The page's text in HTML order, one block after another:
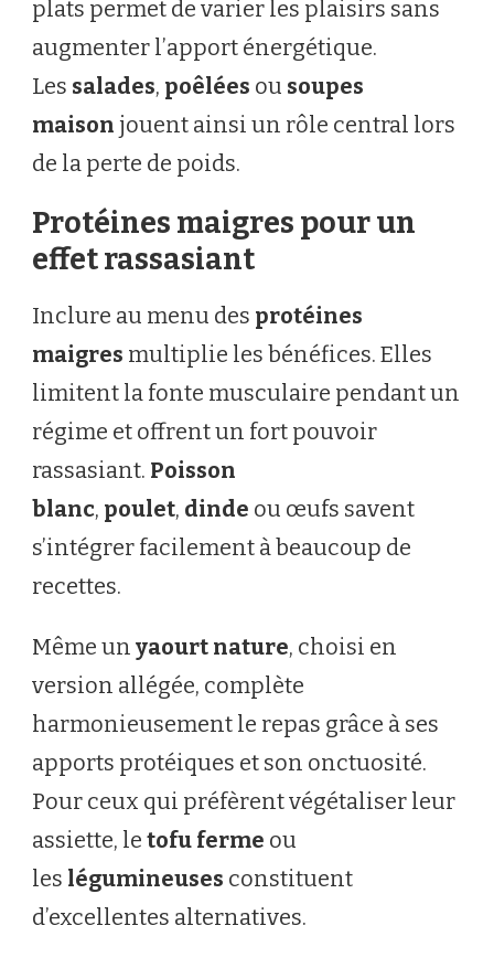
plats permet de varier les plaisirs sans
augmenter l’apport énergétique.
Les salades, poêlées ou soupes
maison jouent ainsi un rôle central lors
de la perte de poids.
Protéines maigres pour un
effet rassasiant
Inclure au menu des protéines
maigres multiplie les bénéfices. Elles
limitent la fonte musculaire pendant un
régime et offrent un fort pouvoir
rassasiant. Poisson
blanc, poulet, dinde ou œufs savent
s’intégrer facilement à beaucoup de
recettes.
Même un yaourt nature, choisi en
version allégée, complète
harmonieusement le repas grâce à ses
apports protéiques et son onctuosité.
Pour ceux qui préfèrent végétaliser leur
assiette, le tofu ferme ou
les légumineuses constituent
d’excellentes alternatives.